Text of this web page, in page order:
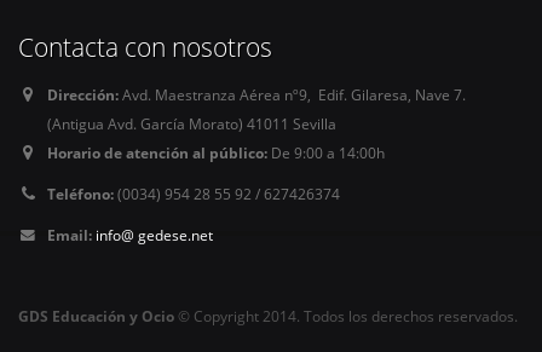
Contacta con nosotros
Dirección:Avd. Maestranza Aérea nº9, Edif. Gilaresa, Nave 7.
(Antigua Avd. García Morato) 41011 Sevilla
Horario de atención al público: De 9:00 a 14:00h
Teléfono:(0034) 954 28 55 92 / 627426374
Email: info@ gedese.net
GDS Educación y Ocio© Copyright 2014. Todos los derechos reservados.